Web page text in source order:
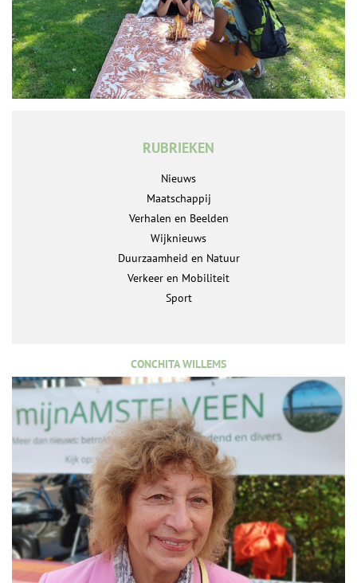
RUBRIEKEN
Nieuws
Maatschappij
Verhalen en Beelden
Wijknieuws
Duurzaamheid en Natuur
Verkeer en Mobiliteit
Sport
CONCHITA WILLEMS